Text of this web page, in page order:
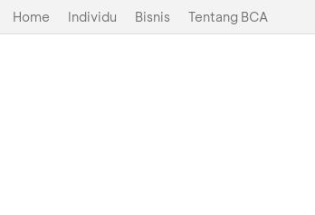
Home Individu Bisnis Tentang BCA